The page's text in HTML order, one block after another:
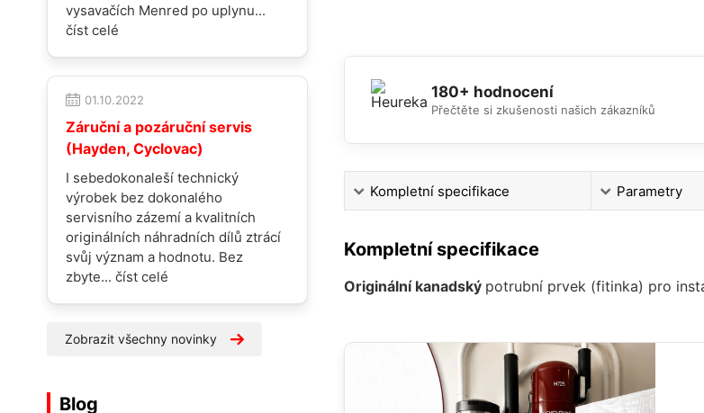
vysavačích Menred po uplynu...
číst celé
01.10.2022
Záruční a pozáruční servis
(Hayden, Cyclovac)
I sebedokonaleší technický
výrobek bez dokonalého
servisního zázemí a kvalitních
originálních náhradních dílů ztrácí
svůj význam a hodnotu. Bez
zbyte... číst celé
Zobrazit všechny novinky
Blog
180+ hodnocení
Přečtěte si zkušenosti našich zákazníků
Kompletní specifikace Parametry
Kompletní specifikace
Originální kanadský potrubní prvek (fitinka) pro